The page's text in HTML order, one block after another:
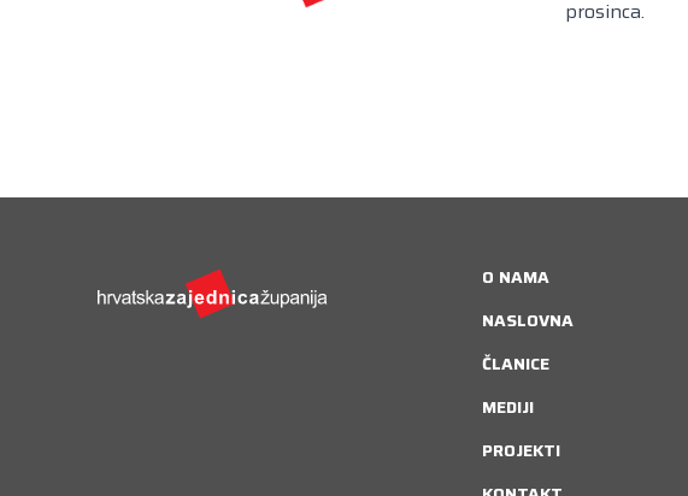
prosinca.
O NAMA
NASLOVNA
ČLANICE
MEDIJI
PROJEKTI